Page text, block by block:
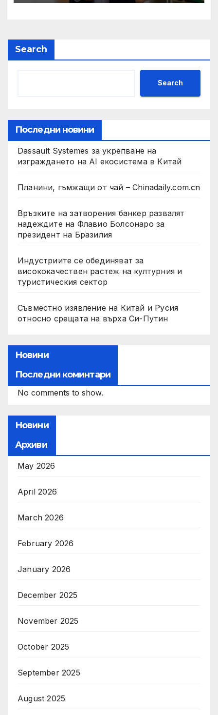
Search
Search
Последни новини
Dassault Systemes за укрепване на
изграждането на AI екосистема в Китай
Планини, гъмжащи от чай – Chinadaily.com.cn
Връзките на затворения банкер развалят
надеждите на Флавио Болсонаро за
президент на Бразилия
Индустриите се обединяват за
висококачествен растеж на културния и
туристическия сектор
Съвместно изявление на Китай и Русия
относно срещата на върха Си-Путин
Новини
Последни коминтари
No comments to show.
Новини
Архиви
May 2026
April 2026
March 2026
February 2026
January 2026
December 2025
November 2025
October 2025
September 2025
August 2025